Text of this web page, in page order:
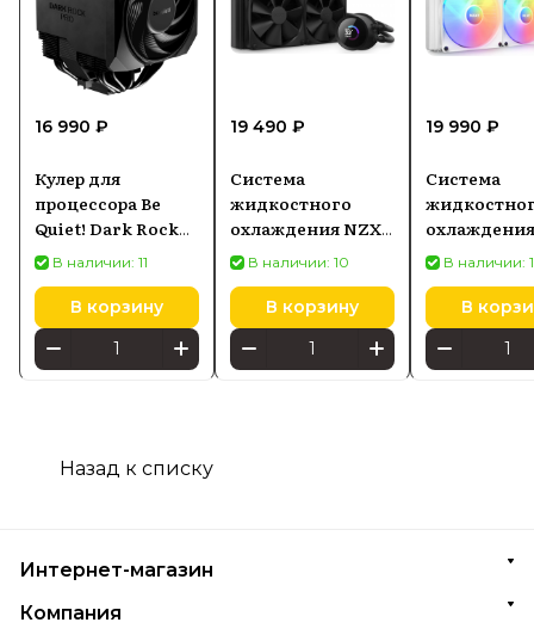
16 990 ₽
Кулер для
процессора Be
Quiet! Dark Rock
Pro 6, BK048
В наличии: 11
В корзину
19 490 ₽
Система
жидкостного
охлаждения NZXT
Kraken 240, AIO
240 мм, чёрная
В наличии: 10
В корзину
19 990 ₽
Система
Kraken 280
LCD, белая
В наличии:
В
Назад к списку
Интернет-магазин
Компания